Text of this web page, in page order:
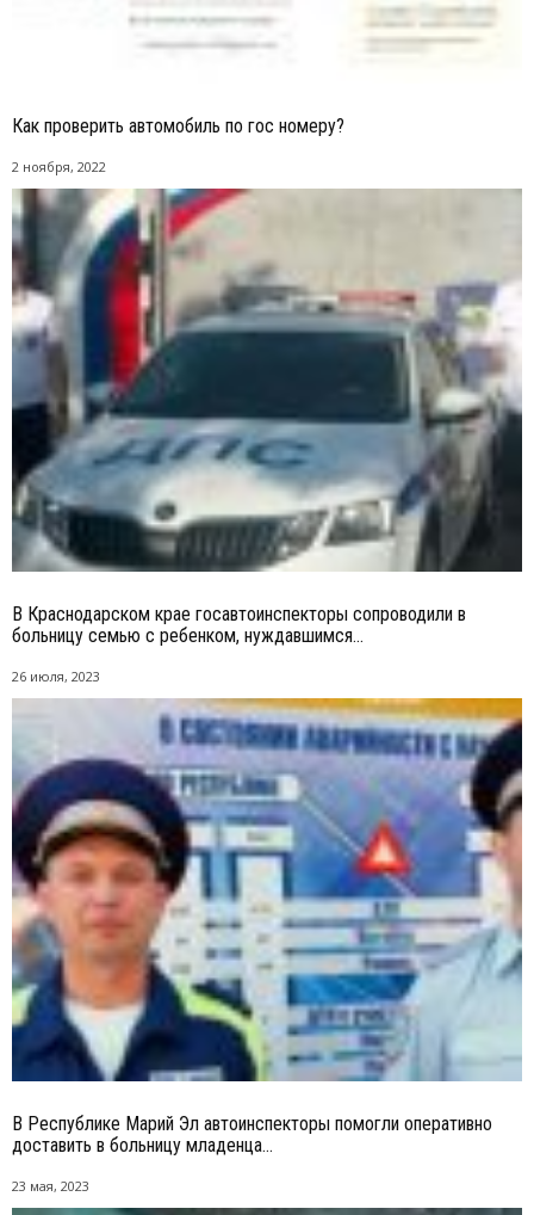
Как проверить автомобиль по гос номеру?
2 ноября, 2022
В Краснодарском крае госавтоинспекторы сопроводили в
больницу семью с ребенком, нуждавшимся...
26 июля, 2023
В Республике Марий Эл автоинспекторы помогли оперативно
доставить в больницу младенца...
23 мая, 2023